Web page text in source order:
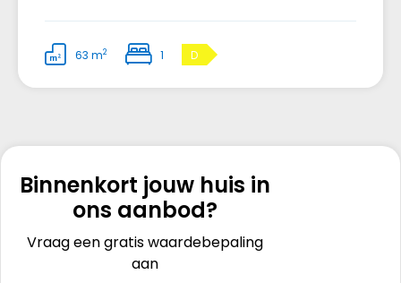
63 m2 1 D
Binnenkort jouw huis in
ons aanbod?
Vraag een gratis waardebepaling
aan